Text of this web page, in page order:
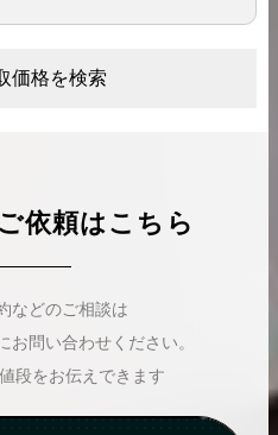
価格を検索
依頼はこちら
などのご相談は
お問い合わせください。
段をお伝えできます